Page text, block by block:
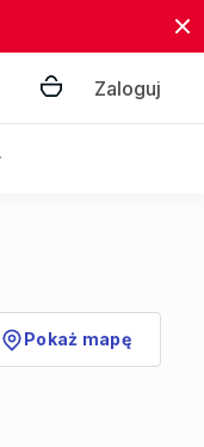
Zaloguj
Pokaż mapę